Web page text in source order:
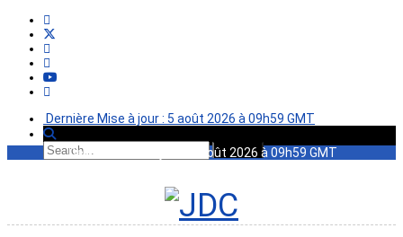
Dernière Mise à jour : 5 août 2026 à 09h59 GMT
Dernière Mise à jour : 5 août 2026 à 09h59 GMT